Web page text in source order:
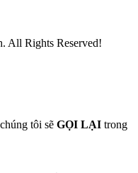
All Rights Reserved!
tôi sẽ GỌI LẠI trong